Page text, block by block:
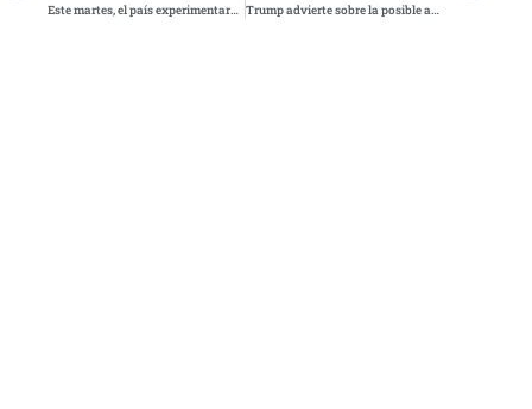
Este martes, el país experimentará frío extremo y lluvias debido al frente frío 15 Trump advierte sobre la posible autorización de ataques contra carteles en México